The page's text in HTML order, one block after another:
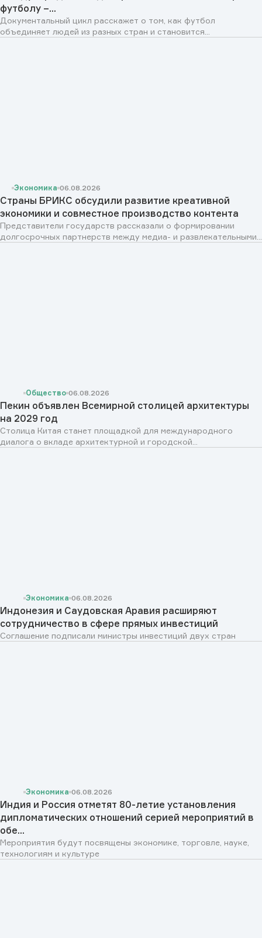
футболу –...
Документальный цикл расскажет о том, как футбол
объединяет людей из разных стран и становится...
Экономика 06.08.2026
Страны БРИКС обсудили развитие креативной
экономики и совместное производство контента
Представители государств рассказали о формировании
долгосрочных партнерств между медиа- и развлекательными...
Общество 06.08.2026
Пекин объявлен Всемирной столицей архитектуры
на 2029 год
Столица Китая станет площадкой для международного
диалога о вкладе архитектурной и городской...
Экономика 06.08.2026
Индонезия и Саудовская Аравия расширяют
сотрудничество в сфере прямых инвестиций
Соглашение подписали министры инвестиций двух стран
Экономика 06.08.2026
Индия и Россия отметят 80-летие установления
дипломатических отношений серией мероприятий в
обе...
Мероприятия будут посвящены экономике, торговле, науке,
технологиям и культуре